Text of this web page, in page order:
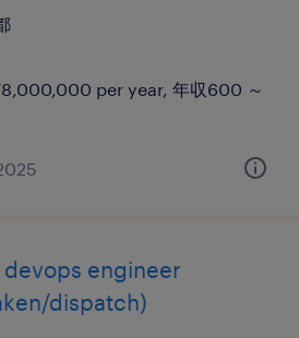
per year, 年収600 ～
engineer
dispatch)